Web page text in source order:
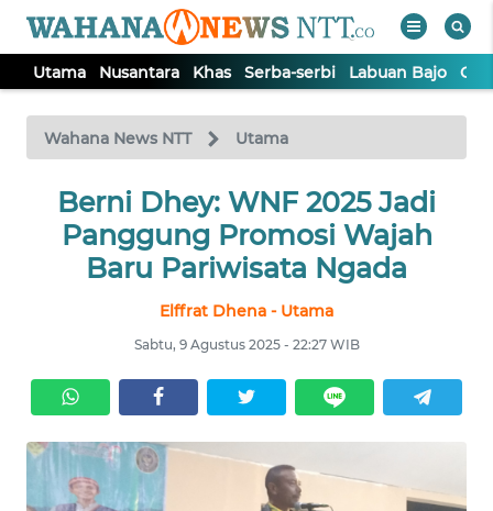
Utama Nusantara Khas Serba-serbi Labuan Bajo
Wahana News NTT Utama
Berni Dhey: WNF 2025 Jadi
Panggung Promosi Wajah
Baru Pariwisata Ngada
Elffrat Dhena - Utama
Sabtu, 9 Agustus 2025 - 22:27 WIB
TV
Tutup
UTAMA
NUSANTARA
SERBA-
SERBI
LABUAN